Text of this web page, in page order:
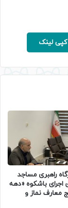
کپی لینک
راهبری مساجد
اجرای باشکوه «دهه
معارف نماز و